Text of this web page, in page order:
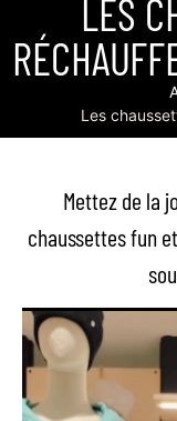
LES
Les
Mettez de la
chaussettes fun